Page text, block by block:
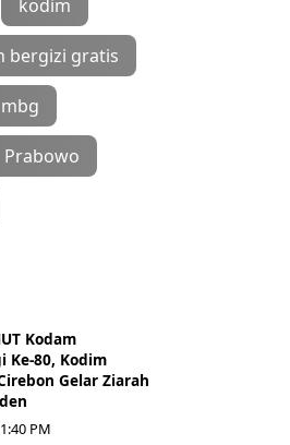
kodim
bergizi gratis
mbg
Prabowo
Kodam
Ke-80, Kodim
Gelar Ziarah
PM